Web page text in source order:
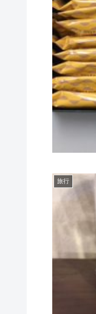
旅行